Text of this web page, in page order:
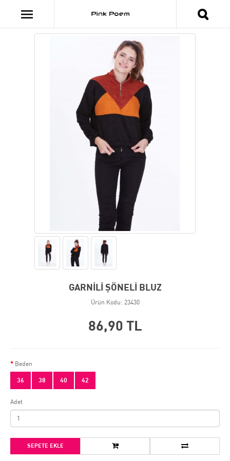
GARNİLİ ŞÖNELİ BLUZ
Ürün Kodu: 23430
86,90 TL
Beden
36 38 40 42
Adet
SEPETE EKLE